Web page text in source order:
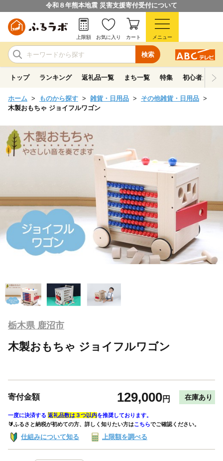
令和８年熊本地震 災害支援寄付受付について
検索
上限額 お気に入り カート メニュー
トップ ランキング 返礼品一覧 まち一覧 特集 初心者ガイド
ホーム ものから探す 雑貨・日用品
その他雑貨・日用品
木製おもちゃ ジョイフルワゴン
栃木県 鹿沼市
木製おもちゃ ジョイフルワゴン
寄付金額 129,000円 在庫あり
一度に決済する 返礼品数は３つ以内を推奨しております。
🔰ふるさと納税が初めての方、詳しく知りたい方はこちらでご確認ください。
仕組みについて知る 上限額を調べる